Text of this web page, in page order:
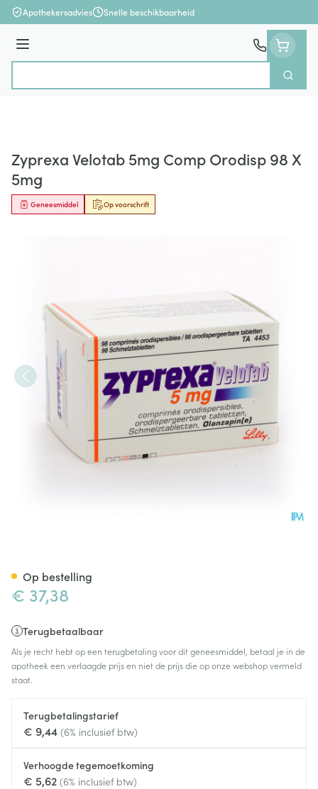
Ga naar de inhoud
Apothekersadvies Snelle beschikbaarheid
Menu
Zoek
Zyprexa Velotab 5mg Comp Orodisp 98 X
5mg
Op voorschrift
Geneesmiddel
€ 37,38
Terugbetaalbaar
Als je recht hebt op een terugbetaling voor dit geneesmiddel, betaal je in de
apotheek een verlaagde prijs en niet de prijs die op onze webshop vermeld
staat.
Terugbetalingstarief
€ 9,44 (6% inclusief btw)
Verhoogde tegemoetkoming
€ 5,62 (6% inclusief btw)
Op bestelling